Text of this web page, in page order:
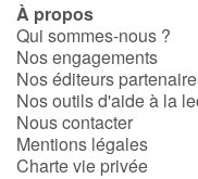
À propos
Qui sommes-nous ?
Nos engagements
Nos éditeurs
Nos outils d'aide à la
Nous contacter
Mentions légales
Charte vie privée